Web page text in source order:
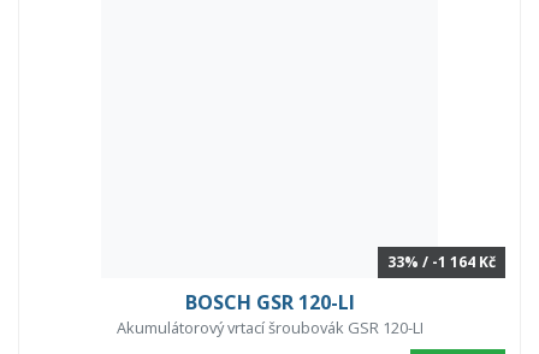
33% / -1 164 Kč
BOSCH GSR 120-LI
Akumulátorový vrtací šroubovák GSR 120-LI